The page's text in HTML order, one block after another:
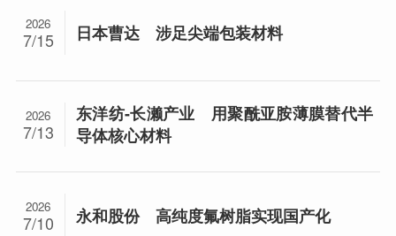
日本曹达 涉足尖端包装材料
2026
7/15
东洋纺-长濑产业 用聚酰亚胺薄膜替代半
导体核心材料
2026
7/13
永和股份 高纯度氟树脂实现国产化
2026
7/10